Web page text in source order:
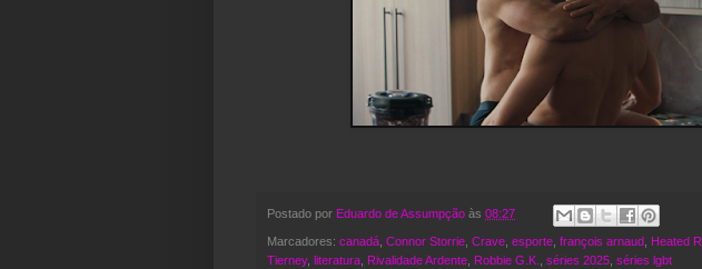
Postado por Eduardo de Assumpção às 08:27
Marcadores: canadá Connor Storrie Crave esporte françois arnaud Heated
Tierney, literatura Rivalidade Ardente Robbie G.K. séries 2025 séries lgbt